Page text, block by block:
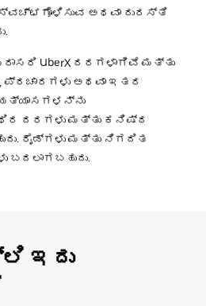
ಅಥವಾ ದುರಸ್ತಿ
UberX ದರಗಳಾಗಿವೆ ಮತ್ತು
ಪ್ರಚಾರಗಳು ಅಥವಾ ಇತರ
ದರಗಳು ಮತ್ತು ಕನಿಷ್ಠ
ರೈಡ್‌ಗಳು ಮತ್ತು ನಿಗದಿತ
ಬದಲಾಗಬಹುದು.
ಇದು